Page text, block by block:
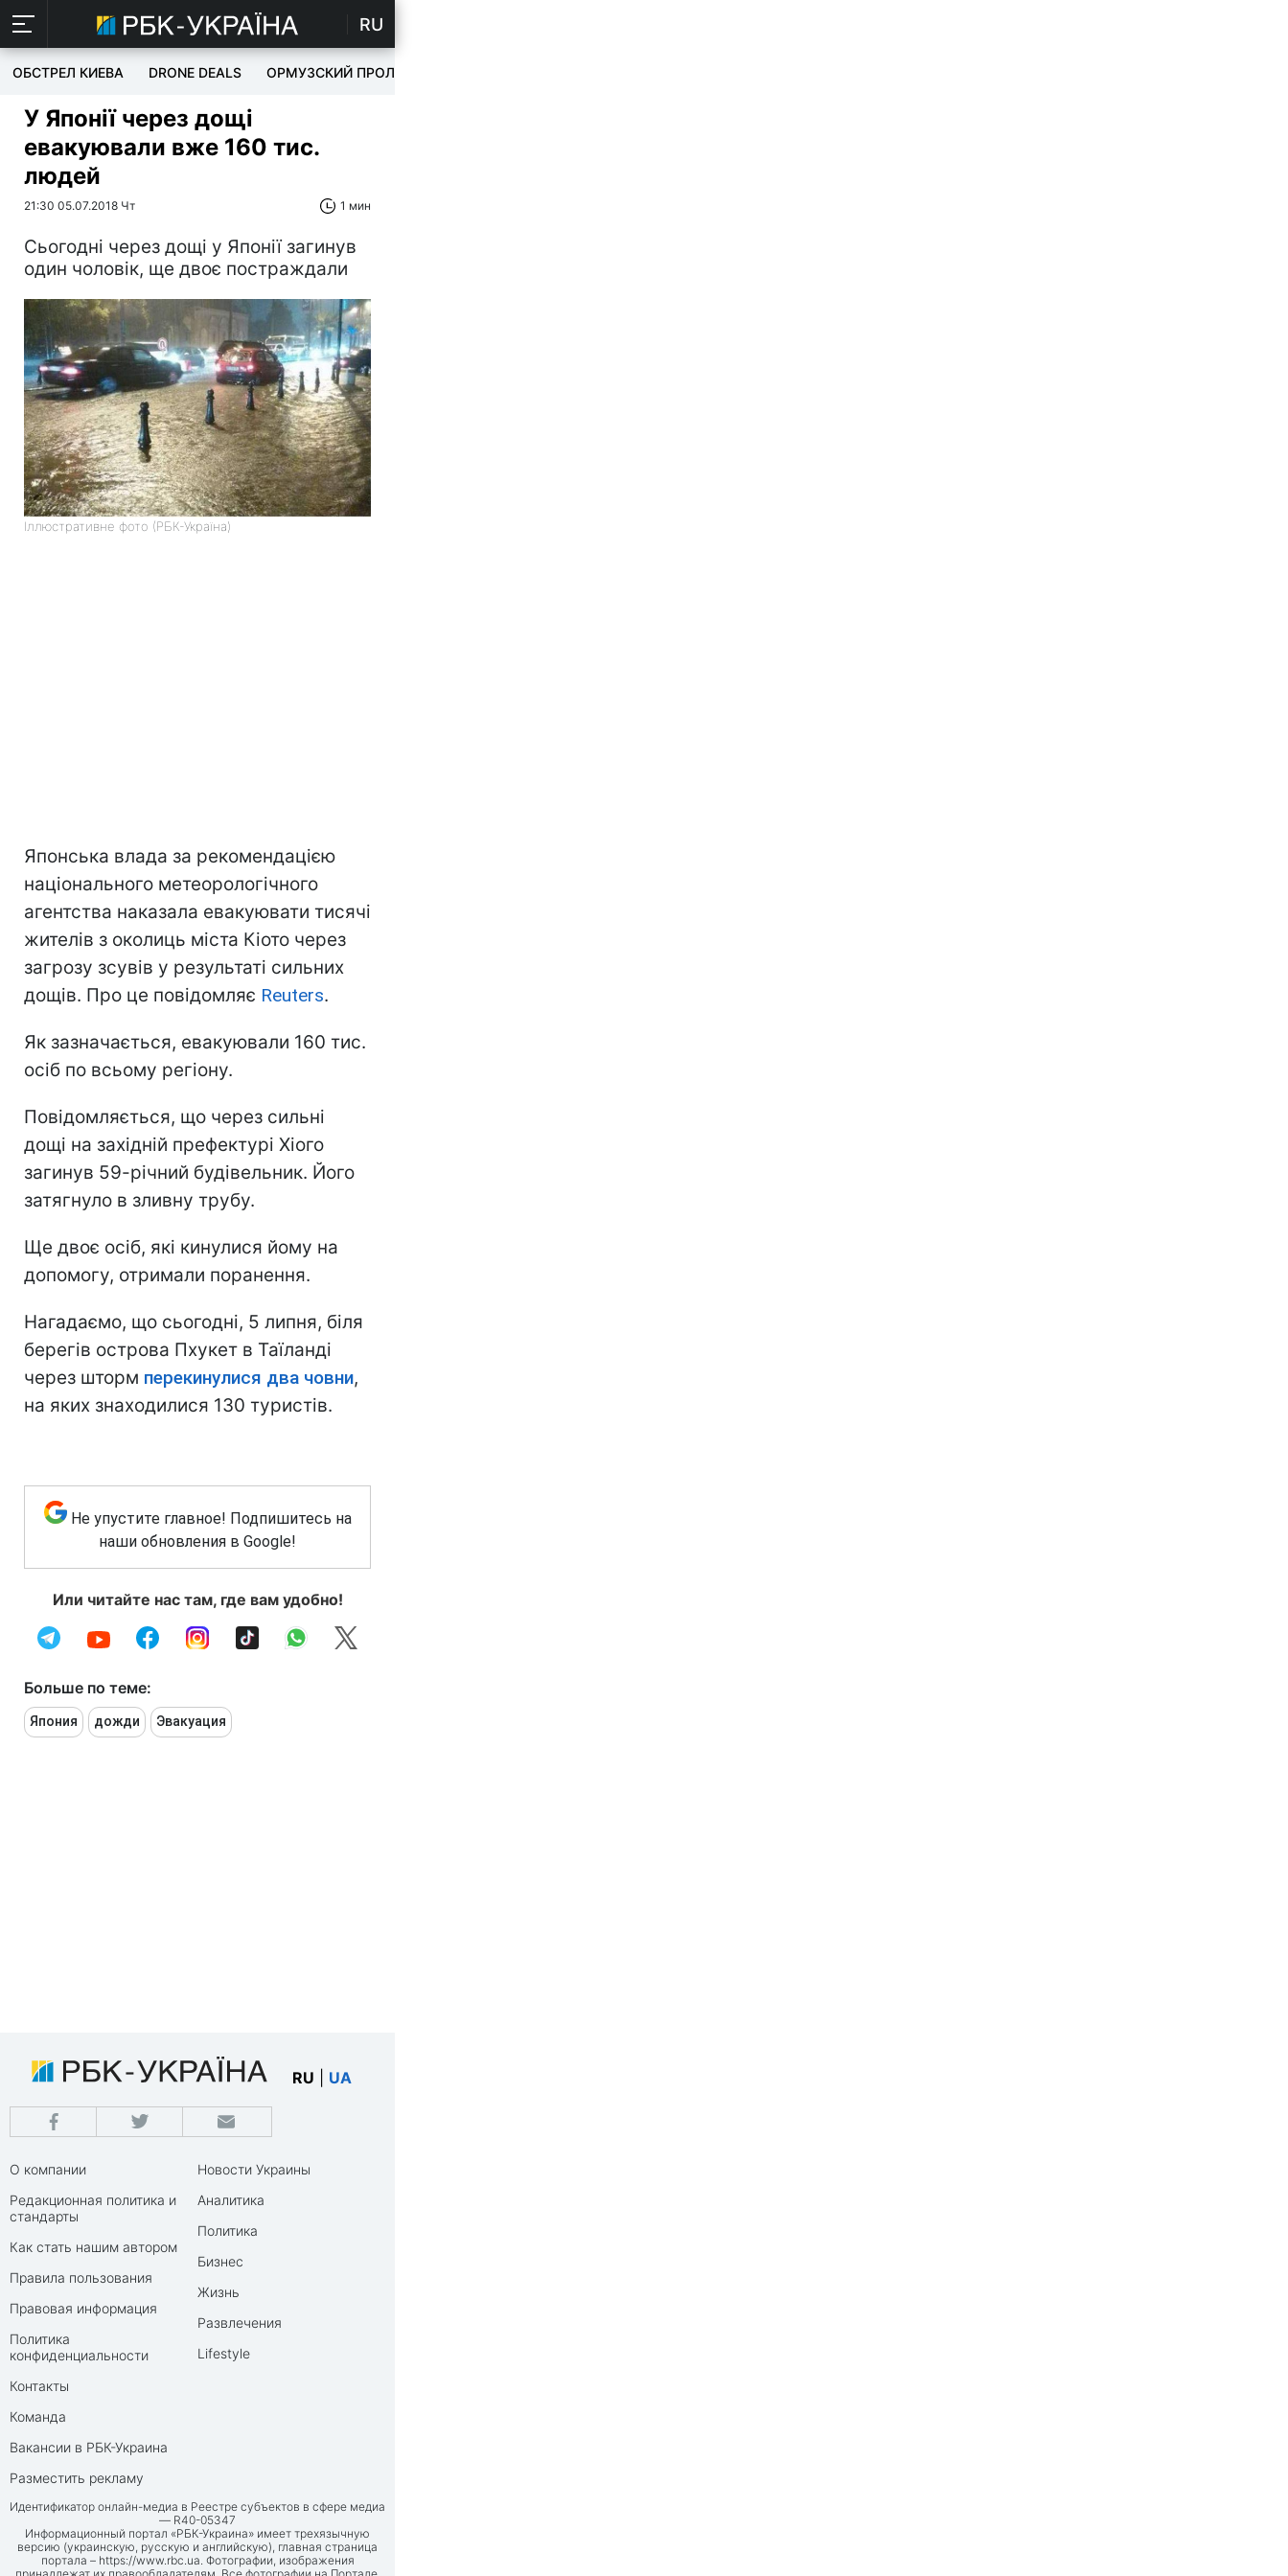
RU
ОБСТРЕЛ КИЕВА DRONE DEALS ОРМУЗСКИЙ ПРОЛИВ
У Японії через дощі
евакуювали вже 160 тис.
людей
21:30 05.07.2018 Чт 1 мин
Сьогодні через дощі у Японії загинув
один чоловік, ще двоє постраждали
Іллюстративне фото (РБК-Україна)
Японська влада за рекомендацією
національного метеорологічного
агентства наказала евакуювати тисячі
жителів з околиць міста Кіото через
загрозу зсувів у результаті сильних
дощів. Про це повідомляє Reuters.
Як зазначається, евакуювали 160 тис.
осіб по всьому регіону.
Повідомляється, що через сильні
дощі на західній префектурі Хіого
загинув 59-річний будівельник. Його
затягнуло в зливну трубу.
Ще двоє осіб, які кинулися йому на
допомогу, отримали поранення.
Нагадаємо, що сьогодні, 5 липня, біля
берегів острова Пхукет в Таїланді
через шторм перекинулися два човни,
на яких знаходилися 130 туристів.
Не упустите главное! Подпишитесь на
наши обновления в Google!
Или читайте нас там, где вам удобно!
Больше по теме:
Япония дожди Эвакуация
RU UA
О компании
Редакционная политика и
стандарты
Как стать нашим автором
Правила пользования
Правовая информация
Политика
конфиденциальности
Контакты
Команда
Вакансии в РБК-Украина
Разместить рекламу
Новости Украины
Аналитика
Политика
Бизнес
Жизнь
Развлечения
Lifestyle
Идентификатор онлайн-медиа в Реестре субъектов в сфере медиа
— R40-05347
Информационный портал «РБК-Украина» имеет трехязычную
версию (украинскую, русскую и английскую), главная страница
портала – https://www.rbc.ua. Фотографии, изображения